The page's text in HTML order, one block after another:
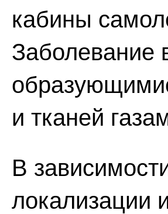
кабины
Заболевание
и тканей
В
локализации